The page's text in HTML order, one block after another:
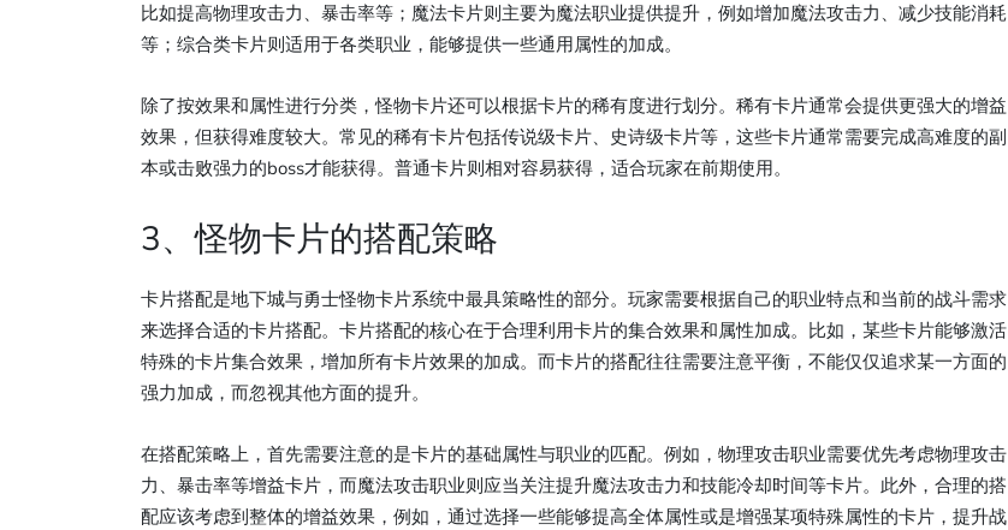
比如提高物理攻击力、暴击率等；魔法卡片则主要为魔法职业提供提升，例如增加魔法攻击力、减少技能消耗
等；综合类卡片则适用于各类职业，能够提供一些通用属性的加成。
除了按效果和属性进行分类，怪物卡片还可以根据卡片的稀有度进行划分。稀有卡片通常会提供更强大的增益
效果，但获得难度较大。常见的稀有卡片包括传说级卡片、史诗级卡片等，这些卡片通常需要完成高难度的副
本或击败强力的boss才能获得。普通卡片则相对容易获得，适合玩家在前期使用。
3、怪物卡片的搭配策略
卡片搭配是地下城与勇士怪物卡片系统中最具策略性的部分。玩家需要根据自己的职业特点和当前的战斗需求
来选择合适的卡片搭配。卡片搭配的核心在于合理利用卡片的集合效果和属性加成。比如，某些卡片能够激活
特殊的卡片集合效果，增加所有卡片效果的加成。而卡片的搭配往往需要注意平衡，不能仅仅追求某一方面的
强力加成，而忽视其他方面的提升。
在搭配策略上，首先需要注意的是卡片的基础属性与职业的匹配。例如，物理攻击职业需要优先考虑物理攻击
力、暴击率等增益卡片，而魔法攻击职业则应当关注提升魔法攻击力和技能冷却时间等卡片。此外，合理的搭
配应该考虑到整体的增益效果，例如，通过选择一些能够提高全体属性或是增强某项特殊属性的卡片，提升战